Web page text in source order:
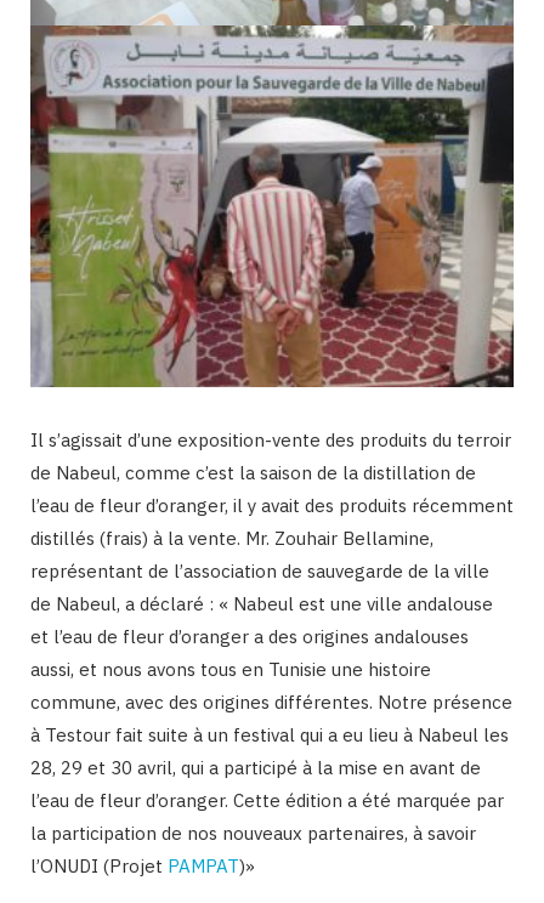
Il s’agissait d’une exposition-vente des produits du terroir
de Nabeul, comme c’est la saison de la distillation de
l’eau de fleur d’oranger, il y avait des produits récemment
distillés (frais) à la vente. Mr. Zouhair Bellamine,
représentant de l’association de sauvegarde de la ville
de Nabeul, a déclaré : « Nabeul est une ville andalouse
et l’eau de fleur d’oranger a des origines andalouses
aussi, et nous avons tous en Tunisie une histoire
commune, avec des origines différentes. Notre présence
à Testour fait suite à un festival qui a eu lieu à Nabeul les
28, 29 et 30 avril, qui a participé à la mise en avant de
l’eau de fleur d’oranger. Cette édition a été marquée par
la participation de nos nouveaux partenaires, à savoir
l’ONUDI (Projet PAMPAT)»